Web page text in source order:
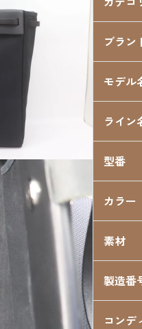
ブラン
モデル
ライン
型番
カラー
素材
製造番
コンデ